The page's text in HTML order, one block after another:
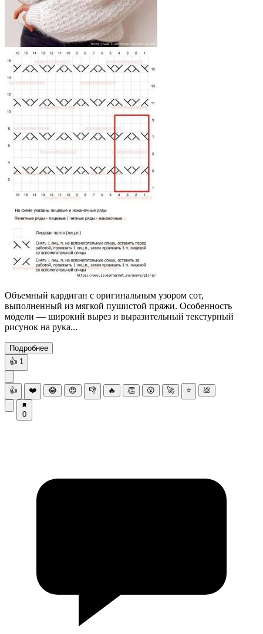
Объемный кардиган с оригинальным узором сот,
выполненный из мягкой пушистой пряжи. Особенность
модели — широкий вырез и выразительный текстурный
рисунок на рука...
Подробнее
👍 1
👍 ❤️ 😂 😍 👎 🔥 👏 😮 🚀 ⭐ 💩
0